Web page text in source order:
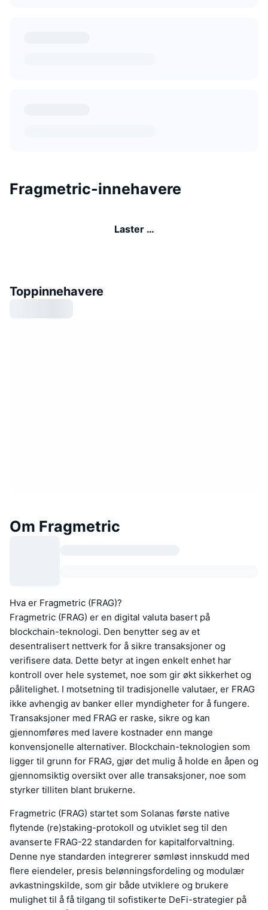
Fragmetric-innehavere
Laster …
Toppinnehavere
Om Fragmetric
Hva er Fragmetric (FRAG)?
Fragmetric (FRAG) er en digital valuta basert på
blockchain-teknologi. Den benytter seg av et
desentralisert nettverk for å sikre transaksjoner og
verifisere data. Dette betyr at ingen enkelt enhet har
kontroll over hele systemet, noe som gir økt sikkerhet og
pålitelighet. I motsetning til tradisjonelle valutaer, er FRAG
ikke avhengig av banker eller myndigheter for å fungere.
Transaksjoner med FRAG er raske, sikre og kan
gjennomføres med lavere kostnader enn mange
konvensjonelle alternativer. Blockchain-teknologien som
ligger til grunn for FRAG, gjør det mulig å holde en åpen og
gjennomsiktig oversikt over alle transaksjoner, noe som
styrker tilliten blant brukerne.
Fragmetric (FRAG) startet som Solanas første native
flytende (re)staking-protokoll og utviklet seg til den
avanserte FRAG-22 standarden for kapitalforvaltning.
Denne nye standarden integrerer sømløst innskudd med
flere eiendeler, presis belønningsfordeling og modulær
avkastningskilde, som gir både utviklere og brukere
mulighet til å få tilgang til sofistikerte DeFi-strategier på